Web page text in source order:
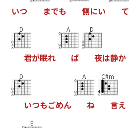
いつ までも 側にい て
D
君が眠れ
A
ば
D
夜は静か
D
いつもごめん
A
ね
C#m
言え
E